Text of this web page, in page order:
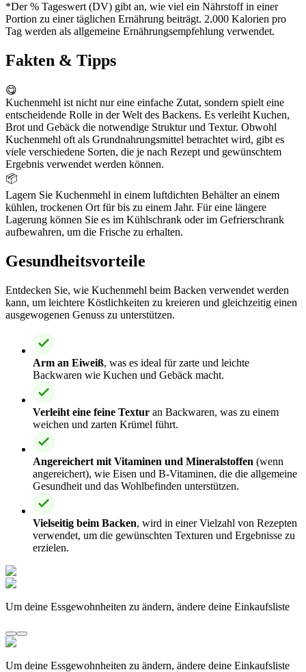
*Der % Tageswert (DV) gibt an, wie viel ein Nährstoff in einer
Portion zu einer täglichen Ernährung beiträgt. 2.000 Kalorien pro
Tag werden als allgemeine Ernährungsempfehlung verwendet.
Fakten & Tipps
😋
Kuchenmehl ist nicht nur eine einfache Zutat, sondern spielt eine
entscheidende Rolle in der Welt des Backens. Es verleiht Kuchen,
Brot und Gebäck die notwendige Struktur und Textur. Obwohl
Kuchenmehl oft als Grundnahrungsmittel betrachtet wird, gibt es
viele verschiedene Sorten, die je nach Rezept und gewünschtem
Ergebnis verwendet werden können.
📦
Lagern Sie Kuchenmehl in einem luftdichten Behälter an einem
kühlen, trockenen Ort für bis zu einem Jahr. Für eine längere
Lagerung können Sie es im Kühlschrank oder im Gefrierschrank
aufbewahren, um die Frische zu erhalten.
Gesundheitsvorteile
Entdecken Sie, wie Kuchenmehl beim Backen verwendet werden
kann, um leichtere Köstlichkeiten zu kreieren und gleichzeitig einen
ausgewogenen Genuss zu unterstützen.
Arm an Eiweiß, was es ideal für zarte und leichte
Backwaren wie Kuchen und Gebäck macht.
Verleiht eine feine Textur an Backwaren, was zu einem
weichen und zarten Krümel führt.
Angereichert mit Vitaminen und Mineralstoffen (wenn
angereichert), wie Eisen und B-Vitaminen, die die allgemeine
Gesundheit und das Wohlbefinden unterstützen.
Vielseitig beim Backen, wird in einer Vielzahl von Rezepten
verwendet, um die gewünschten Texturen und Ergebnisse zu
erzielen.
Um deine Essgewohnheiten zu ändern, ändere deine Einkaufsliste
Um deine Essgewohnheiten zu ändern, ändere deine Einkaufsliste